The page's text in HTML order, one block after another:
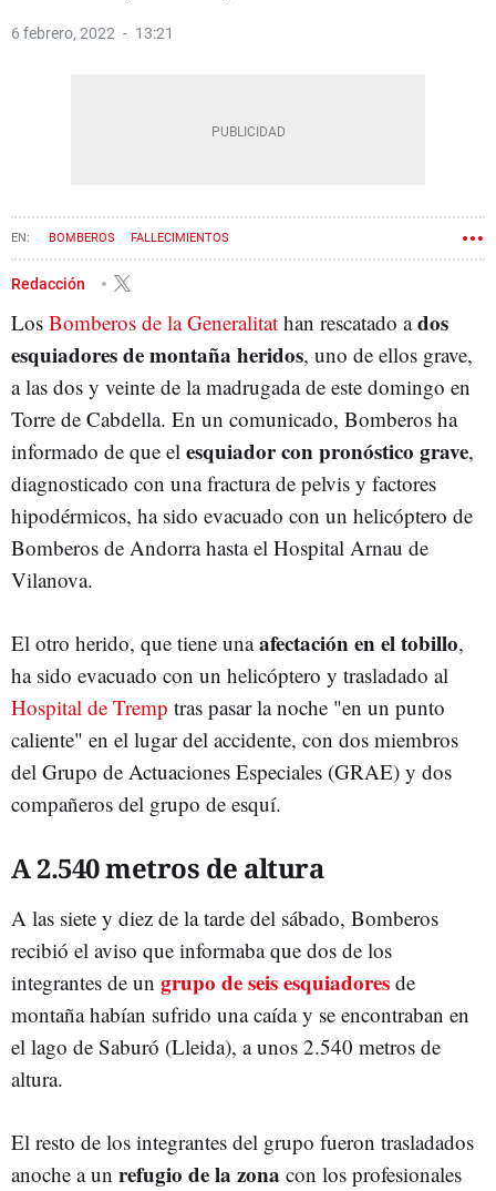
6 febrero, 2022 13:21
BOMBEROS FALLECIMIENTOS
Redacción
Los Bomberos de la Generalitat han rescatado ados
esquiadores de montaña heridos, uno de ellos grave,
a las dos y veinte de la madrugada de este domingo en
Torre de Cabdella. En un comunicado, Bomberos ha
informado de que el esquiador con pronóstico grave,
diagnosticado con una fractura de pelvis y factores
hipodérmicos, ha sido evacuado con un helicóptero de
Bomberos de Andorra hasta el Hospital Arnau de
Vilanova.
El otro herido, que tiene unaafectación en el tobillo,
ha sido evacuado con un helicóptero y trasladado al
Hospital de Tremp tras pasar la noche "en un punto
caliente" en el lugar del accidente, con dos miembros
del Grupo de Actuaciones Especiales (GRAE) y dos
compañeros del grupo de esquí.
A 2.540 metros de altura
A las siete y diez de la tarde del sábado, Bomberos
recibió el aviso que informaba que dos de los
integrantes de un grupo de seis esquiadores de
montaña habían sufrido una caída y se encontraban en
el lago de Saburó (Lleida), a unos 2.540 metros de
altura.
El resto de los integrantes del grupo fueron trasladados
anoche a un refugio de la zona con los profesionales